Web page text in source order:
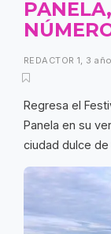
REDACTOR 1 3
Regresa el
Panela en su
ciudad dulce de